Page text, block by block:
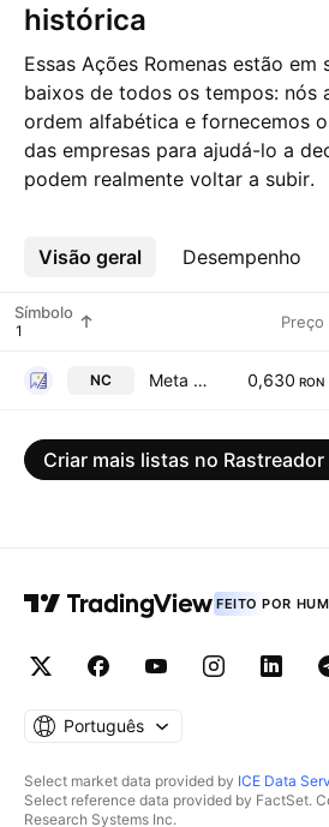
histórica
Essas Ações Romenas estão em
baixos de todos os tempos: nós
ordem alfabética e fornecemos
das empresas para ajudá-lo a
podem realmente voltar a subir.
Visão geral Desempenho
Mais
Símbolo Preço
NC Meta Estate Trust S.A. 0,630 RON
Criar mais listas no Rastreador
FEITO POR
Português
Select market data provided by ICE Data
Select reference data provided by FactSet.
Research Systems Inc.